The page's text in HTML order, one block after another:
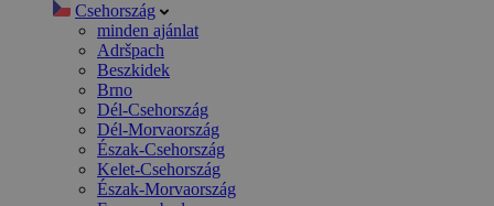
Csehország
minden ajánlat
Adršpach
Beszkidek
Brno
Dél-Csehország
Dél-Morvaország
Észak-Csehország
Kelet-Csehország
Észak-Morvaország